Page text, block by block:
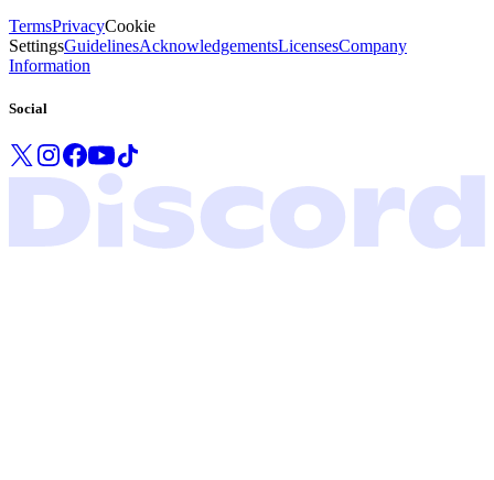
TermsPrivacyCookie
SettingsGuidelinesAcknowledgementsLicensesCompany
Information
Social